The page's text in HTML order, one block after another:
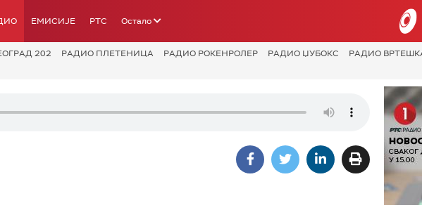
ЕМИСИЈЕ РТС Остало
202 РАДИО ПЛЕТЕНИЦА РАДИО РОКЕНРОЛЕР РАДИО ЏУБОКС РАДИО